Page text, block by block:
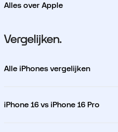
Alles over Apple
Vergelijken.
Alle iPhones vergelijken
iPhone 16 vs iPhone 16 Pro